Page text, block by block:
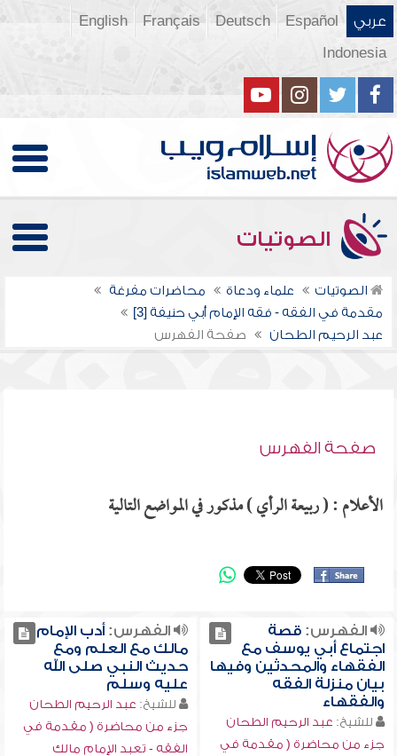
عربي Español
Deutsch
Français
English
Indonesia
الصوتيات
الصوتيات علماء ودعاة
محاضرات مفرغة
مقدمة في الفقه - فقه الإمام أبي حنيفة [3]
عبد الرحيم الطحان
صفحة الفهرس
صفحة الفهرس
الأعلام : ( ربيعة الرأي ) مذكور في المواضع التالية
الفهرس:قصة
اجتماع أبي يوسف مع
الفقهاء والمحدثين وفيها
بيان منزلة الفقه
والفقهاء
للشيخ: عبد الرحيم الطحان
جزء من محاضرة ( مقدمة في
الفهرس:أدب الإمام
مالك مع العلم ومع
حديث النبي صلى الله
عليه وسلم
للشيخ: عبد الرحيم الطحان
جزء من محاضرة ( مقدمة في
الفقه - تعبد الإمام مالك